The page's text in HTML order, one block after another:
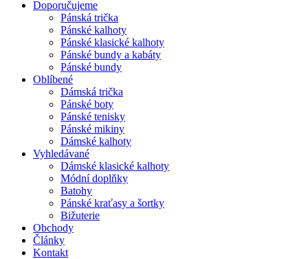
Doporučujeme
Pánská trička
Pánské kalhoty
Pánské klasické kalhoty
Pánské bundy a kabáty
Pánské bundy
Oblíbené
Dámská trička
Pánské boty
Pánské tenisky
Pánské mikiny
Dámské kalhoty
Vyhledávané
Dámské klasické kalhoty
Módní doplňky
Batohy
Pánské kraťasy a šortky
Bižuterie
Obchody
Články
Kontakt